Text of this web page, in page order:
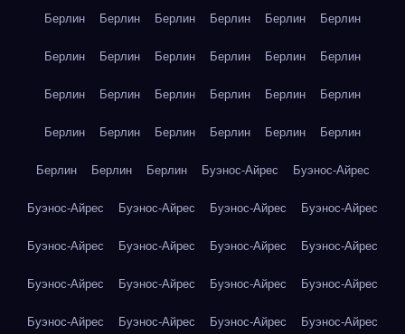
Берлин Берлин Берлин Берлин Берлин Берлин
Берлин Берлин Берлин Берлин Берлин Берлин
Берлин Берлин Берлин Берлин Берлин Берлин
Берлин Берлин Берлин Берлин Берлин Берлин
Берлин Берлин Берлин Буэнос-Айрес Буэнос-Айрес
Буэнос-Айрес Буэнос-Айрес Буэнос-Айрес Буэнос-Айрес
Буэнос-Айрес Буэнос-Айрес Буэнос-Айрес Буэнос-Айрес
Буэнос-Айрес Буэнос-Айрес Буэнос-Айрес Буэнос-Айрес
Буэнос-Айрес Буэнос-Айрес Буэнос-Айрес Буэнос-Айрес